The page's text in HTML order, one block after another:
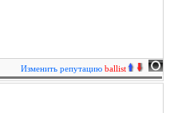
Изменить репутацию ballist